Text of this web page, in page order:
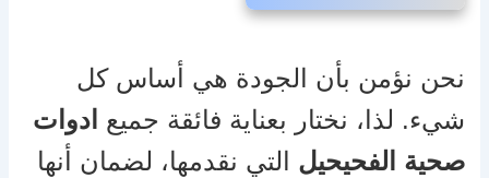
نحن نؤمن بأن الجودة هي أساس كل
شيء. لذا، نختار بعناية فائقة جميع ادوات
صحية الفحيحيل التي نقدمها، لضمان أنها